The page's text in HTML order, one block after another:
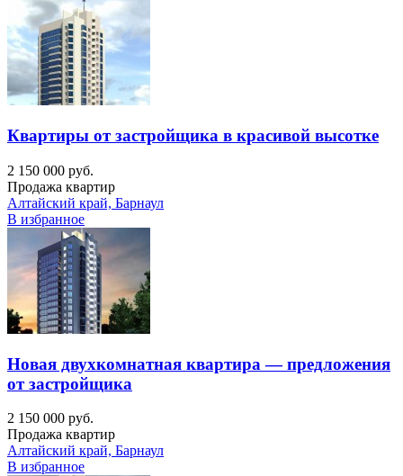
Квартиры от застройщика в красивой высотке
2 150 000 руб.
Продажа квартир
Алтайский край, Барнаул
В избранное
Новая двухкомнатная квартира — предложения
от застройщика
2 150 000 руб.
Продажа квартир
Алтайский край, Барнаул
В избранное